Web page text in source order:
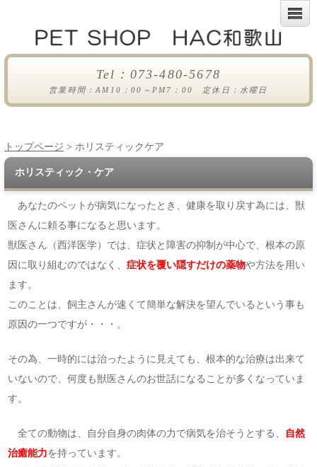
Tel：073-480-5678
営業時間：AM10：00～PM7：00 定休日：水曜日
トップページ > ホリスティックケア
ホリスティック・ケア
あなたのペットが病気になったとき、健康を取り戻す為には、獣
医さんに頼る事になると思います。
獣医さん（西洋医学）では、症状と障害の抑制が中心で、根本の原
因に取り組むのではなく、 症状を覆い隠すだけの薬物や方法を用い
ます。
このことは、飼主さんが速くて簡単な解決を望んでいるという事も
原因の一つですが・・・。
その為、一時的には治ったように見えても、根本的な治療は出来て
いないので、何度も獣医さんのお世話になることが多くなっていま
す。
全ての動物は、自分自身の肉体の力で病気を治そうとする、
自然
治癒能力を持っています。